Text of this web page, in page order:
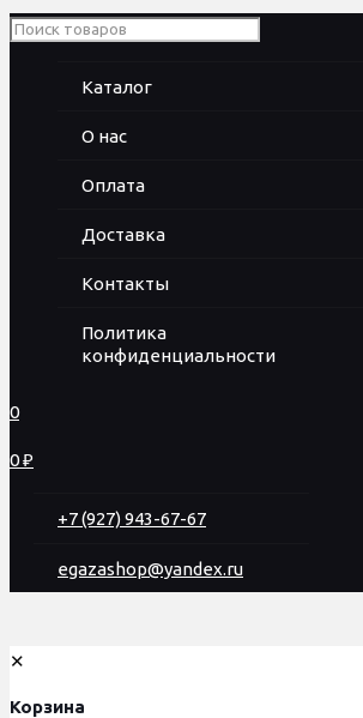
Каталог
О нас
Оплата
Доставка
Контакты
Политика
конфиденциальности
0
0 ₽
+7 (927) 943-67-67
egazashop@yandex.ru
✕
Корзина